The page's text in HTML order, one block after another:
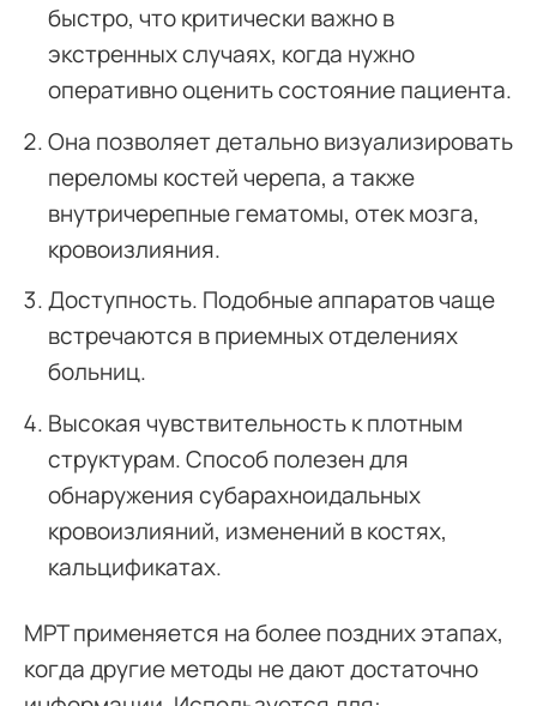
быстро, что критически важно в
экстренных случаях, когда нужно
оперативно оценить состояние пациента.
Она позволяет детально визуализировать
переломы костей черепа, а также
внутричерепные гематомы, отек мозга,
кровоизлияния.
Доступность. Подобные аппаратов чаще
встречаются в приемных отделениях
больниц.
Высокая чувствительность к плотным
структурам. Способ полезен для
обнаружения субарахноидальных
кровоизлияний, изменений в костях,
кальцификатах.
МРТ применяется на более поздних этапах,
когда другие методы не дают достаточно